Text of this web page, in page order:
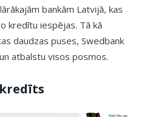
bankām Latvijā, kas
kredītu iespējas. Tā kā
daudzas puses, Swedbank
atbalstu visos posmos.